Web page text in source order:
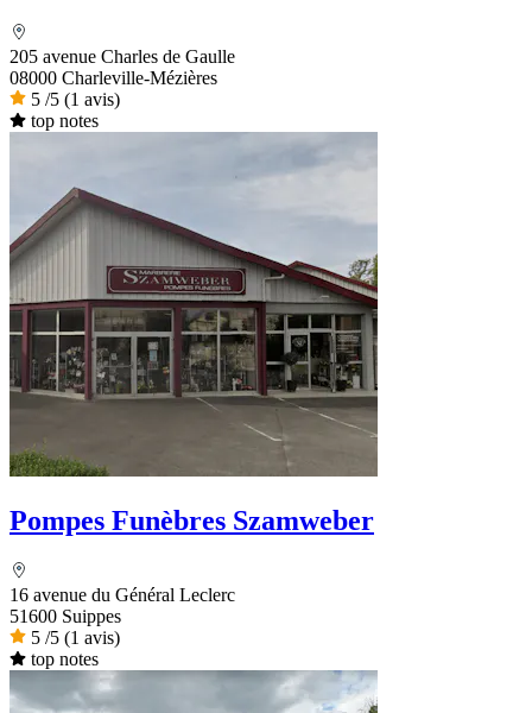
205 avenue Charles de Gaulle
08000 Charleville-Mézières
5 /5 (1 avis)
top notes
Pompes Funèbres Szamweber
16 avenue du Général Leclerc
51600 Suippes
5 /5 (1 avis)
top notes